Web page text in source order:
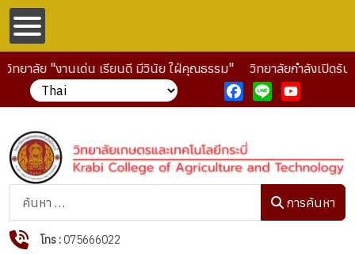
ทยาลัย "งานเด่น เรียนดี มีวินัย ใฝ่คุณธรรม" วิทยาลัยกำลังเปิดรั
Facebook
Line YouTube
การค้นหา การค้นหา
โทร :075666022